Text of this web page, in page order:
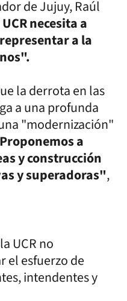
de Jujuy, Raúl
necesita a
a la
la derrota en las
a una profunda
"modernización"
a
y construcción
y superadoras",
UCR no
el esfuerzo de
intendentes y